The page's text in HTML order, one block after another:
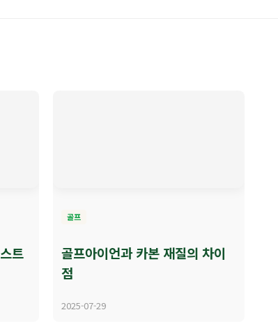
트
골프
골프아이언과 카본 재질의 차이
점
2025-07-29